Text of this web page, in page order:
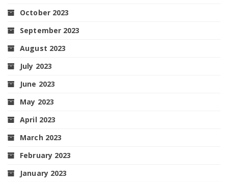
October 2023
September 2023
August 2023
July 2023
June 2023
May 2023
April 2023
March 2023
February 2023
January 2023